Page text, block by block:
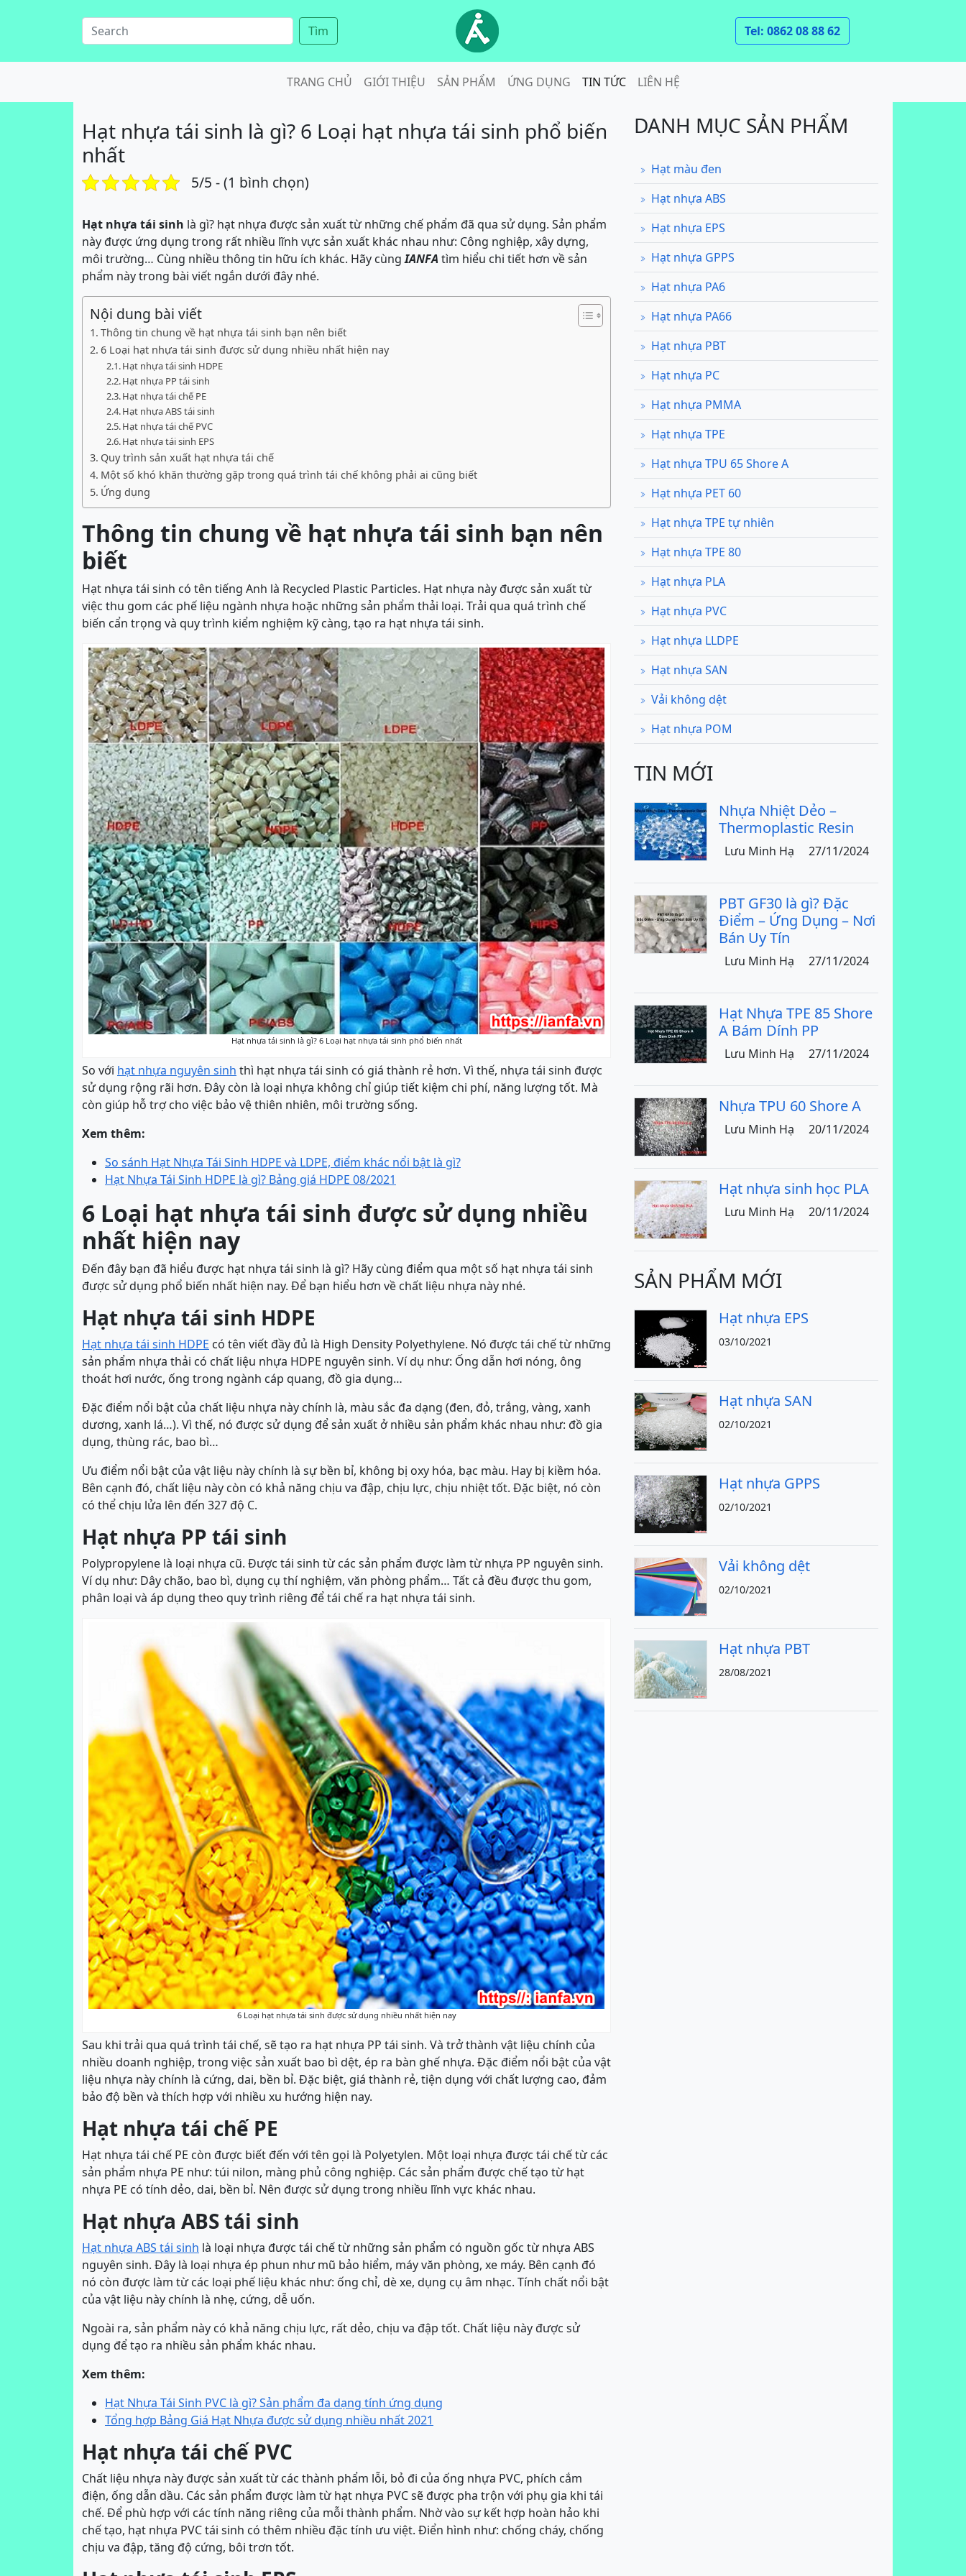
Tìm Tel: 0862 08 88 62
TRANG CHỦ GIỚI THIỆU SẢN PHẨM ỨNG DỤNG TIN TỨC LIÊN HỆ
Hạt nhựa tái sinh là gì? 6 Loại hạt nhựa tái sinh phổ biến
nhất
5/5 - (1 bình chọn)
Hạt nhựa tái sinh là gì? hạt nhựa được sản xuất từ những chế phẩm đã qua sử dụng. Sản phẩm
này được ứng dụng trong rất nhiều lĩnh vực sản xuất khác nhau như: Công nghiệp, xây dựng,
môi trường… Cùng nhiều thông tin hữu ích khác. Hãy cùngIANFA tìm hiểu chi tiết hơn về sản
phẩm này trong bài viết ngắn dưới đây nhé.
Nội dung bài viết
Thông tin chung về hạt nhựa tái sinh bạn nên biết
6 Loại hạt nhựa tái sinh được sử dụng nhiều nhất hiện nay
Hạt nhựa tái sinh HDPE
Hạt nhựa PP tái sinh
Hạt nhựa tái chế PE
Hạt nhựa ABS tái sinh
Hạt nhựa tái chế PVC
Hạt nhựa tái sinh EPS
Quy trình sản xuất hạt nhựa tái chế
Một số khó khăn thường gặp trong quá trình tái chế không phải ai cũng biết
Ứng dụng
Thông tin chung về hạt nhựa tái sinh bạn nên
biết
Hạt nhựa tái sinh có tên tiếng Anh là Recycled Plastic Particles. Hạt nhựa này được sản xuất từ
việc thu gom các phế liệu ngành nhựa hoặc những sản phẩm thải loại. Trải qua quá trình chế
biến cẩn trọng và quy trình kiểm nghiệm kỹ càng, tạo ra hạt nhựa tái sinh.
Hạt nhựa tái sinh là gì? 6 Loại hạt nhựa tái sinh phổ biến nhất
So với hạt nhựa nguyên sinh thì hạt nhựa tái sinh có giá thành rẻ hơn. Vì thế, nhựa tái sinh được
sử dụng rộng rãi hơn. Đây còn là loại nhựa không chỉ giúp tiết kiệm chi phí, năng lượng tốt. Mà
còn giúp hỗ trợ cho việc bảo vệ thiên nhiên, môi trường sống.
Xem thêm:
So sánh Hạt Nhựa Tái Sinh HDPE và LDPE, điểm khác nổi bật là gì?
Hạt Nhựa Tái Sinh HDPE là gì? Bảng giá HDPE 08/2021
6 Loại hạt nhựa tái sinh được sử dụng nhiều
nhất hiện nay
Đến đây bạn đã hiểu được hạt nhựa tái sinh là gì? Hãy cùng điểm qua một số hạt nhựa tái sinh
được sử dụng phổ biến nhất hiện nay. Để bạn hiểu hơn về chất liệu nhựa này nhé.
Hạt nhựa tái sinh HDPE
Hạt nhựa tái sinh HDPE có tên viết đầy đủ là High Density Polyethylene. Nó được tái chế từ những
sản phẩm nhựa thải có chất liệu nhựa HDPE nguyên sinh. Ví dụ như: Ống dẫn hơi nóng, ông
thoát hơi nước, ống trong ngành cáp quang, đồ gia dụng…
Đặc điểm nổi bật của chất liệu nhựa này chính là, màu sắc đa dạng (đen, đỏ, trắng, vàng, xanh
dương, xanh lá…). Vì thế, nó được sử dụng để sản xuất ở nhiều sản phẩm khác nhau như: đồ gia
dụng, thùng rác, bao bì…
Ưu điểm nổi bật của vật liệu này chính là sự bền bỉ, không bị oxy hóa, bạc màu. Hay bị kiềm hóa.
Bên cạnh đó, chất liệu này còn có khả năng chịu va đập, chịu lực, chịu nhiệt tốt. Đặc biệt, nó còn
có thể chịu lửa lên đến 327 độ C.
Hạt nhựa PP tái sinh
Polypropylene là loại nhựa cũ. Được tái sinh từ các sản phẩm được làm từ nhựa PP nguyên sinh.
Ví dụ như: Dây chão, bao bì, dụng cụ thí nghiệm, văn phòng phẩm… Tất cả đều được thu gom,
phân loại và áp dụng theo quy trình riêng để tái chế ra hạt nhựa tái sinh.
6 Loại hạt nhựa tái sinh được sử dụng nhiều nhất hiện nay
Sau khi trải qua quá trình tái chế, sẽ tạo ra hạt nhựa PP tái sinh. Và trở thành vật liệu chính của
nhiều doanh nghiệp, trong việc sản xuất bao bì dệt, ép ra bàn ghế nhựa. Đặc điểm nổi bật của vật
liệu nhựa này chính là cứng, dai, bền bỉ. Đặc biệt, giá thành rẻ, tiện dụng với chất lượng cao, đảm
bảo độ bền và thích hợp với nhiều xu hướng hiện nay.
Hạt nhựa tái chế PE
Hạt nhựa tái chế PE còn được biết đến với tên gọi là Polyetylen. Một loại nhựa được tái chế từ các
sản phẩm nhựa PE như: túi nilon, màng phủ công nghiệp. Các sản phẩm được chế tạo từ hạt
nhựa PE có tính dẻo, dai, bền bỉ. Nên được sử dụng trong nhiều lĩnh vực khác nhau.
Hạt nhựa ABS tái sinh
Hạt nhựa ABS tái sinh là loại nhựa được tái chế từ những sản phẩm có nguồn gốc từ nhựa ABS
nguyên sinh. Đây là loại nhựa ép phun như mũ bảo hiểm, máy văn phòng, xe máy. Bên cạnh đó
nó còn được làm từ các loại phế liệu khác như: ống chỉ, dè xe, dụng cụ âm nhạc. Tính chất nổi bật
của vật liệu này chính là nhẹ, cứng, dễ uốn.
Ngoài ra, sản phẩm này có khả năng chịu lực, rất dẻo, chịu va đập tốt. Chất liệu này được sử
dụng để tạo ra nhiều sản phẩm khác nhau.
Xem thêm:
Hạt Nhựa Tái Sinh PVC là gì? Sản phẩm đa dạng tính ứng dụng
Tổng hợp Bảng Giá Hạt Nhựa được sử dụng nhiều nhất 2021
Hạt nhựa tái chế PVC
Chất liệu nhựa này được sản xuất từ các thành phẩm lỗi, bỏ đi của ống nhựa PVC, phích cắm
điện, ống dẫn dầu. Các sản phẩm được làm từ hạt nhựa PVC sẽ được pha trộn với phụ gia khi tái
chế. Để phù hợp với các tính năng riêng của mỗi thành phẩm. Nhờ vào sự kết hợp hoàn hảo khi
chế tạo, hạt nhựa PVC tái sinh có thêm nhiều đặc tính ưu việt. Điển hình như: chống cháy, chống
chịu va đập, tăng độ cứng, bôi trơn tốt.
DANH MỤC SẢN PHẨM
Hạt màu đen
Hạt nhựa ABS
Hạt nhựa EPS
Hạt nhựa GPPS
Hạt nhựa PA6
Hạt nhựa PA66
Hạt nhựa PBT
Hạt nhựa PC
Hạt nhựa PMMA
Hạt nhựa TPE
Hạt nhựa TPU 65 Shore A
Hạt nhựa PET 60
Hạt nhựa TPE tự nhiên
Hạt nhựa TPE 80
Hạt nhựa PLA
Hạt nhựa PVC
Hạt nhựa LLDPE
Hạt nhựa SAN
Vải không dệt
Hạt nhựa POM
TIN MỚI
Nhựa Nhiệt Dẻo –
Thermoplastic Resin
Lưu Minh Hạ 27/11/2024
PBT GF30 là gì? Đặc
Điểm – Ứng Dụng – Nơi
Bán Uy Tín
Lưu Minh Hạ 27/11/2024
Hạt Nhựa TPE 85 Shore
A Bám Dính PP
Lưu Minh Hạ 27/11/2024
Nhựa TPU 60 Shore A
Lưu Minh Hạ 20/11/2024
Hạt nhựa sinh học PLA
Lưu Minh Hạ 20/11/2024
SẢN PHẨM MỚI
Hạt nhựa EPS
03/10/2021
Hạt nhựa SAN
02/10/2021
Hạt nhựa GPPS
02/10/2021
Vải không dệt
02/10/2021
Hạt nhựa PBT
28/08/2021